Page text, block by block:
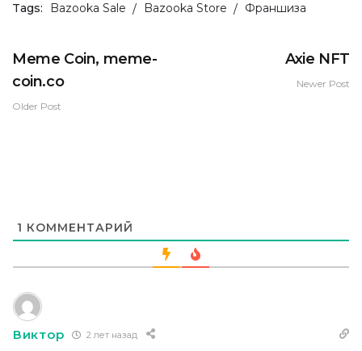
Tags: Bazooka Sale Bazooka Store Франшиза
Meme Coin, meme-
coin.co
Older Post
Axie NFT
Newer Post
1 КОММЕНТАРИЙ
Виктор 2 лет назад